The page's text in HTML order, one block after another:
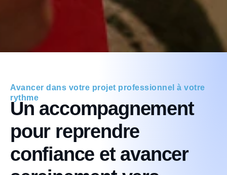
Avancer dans votre projet professionnel à votre
rythme
Un accompagnement
pour reprendre
confiance et avancer